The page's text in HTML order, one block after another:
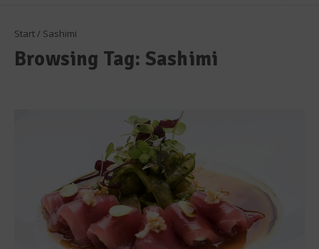
Start/ Sashimi
Browsing Tag: Sashimi